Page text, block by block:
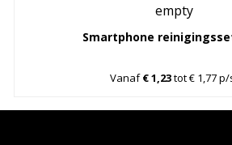
empty
Smartphone
Vanaf€ 1,23tot € 1,77